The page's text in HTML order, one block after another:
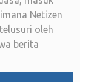
Netizen
oleh
berita